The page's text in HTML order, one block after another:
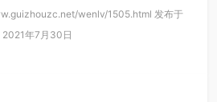
wenlv/1505.html 发布于
2021年7月30日